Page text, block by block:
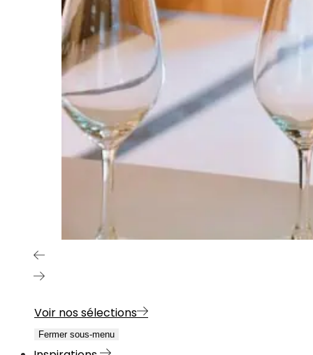
Voir nos sélections
Fermer sous-menu